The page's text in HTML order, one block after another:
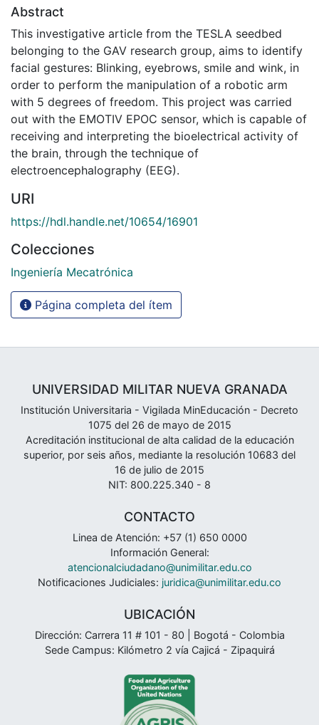
Abstract
This investigative article from the TESLA seedbed
belonging to the GAV research group, aims to identify
facial gestures: Blinking, eyebrows, smile and wink, in
order to perform the manipulation of a robotic arm
with 5 degrees of freedom. This project was carried
out with the EMOTIV EPOC sensor, which is capable of
receiving and interpreting the bioelectrical activity of
the brain, through the technique of
electroencephalography (EEG).
URI
https://hdl.handle.net/10654/16901
Colecciones
Ingeniería Mecatrónica
Página completa del ítem
UNIVERSIDAD MILITAR NUEVA GRANADA
Institución Universitaria - Vigilada MinEducación - Decreto
1075 del 26 de mayo de 2015
Acreditación institucional de alta calidad de la educación
superior, por seis años, mediante la resolución 10683 del
16 de julio de 2015
NIT: 800.225.340 - 8
CONTACTO
Linea de Atención: +57 (1) 650 0000
Información General:
atencionalciudadano@unimilitar.edu.co
Notificaciones Judiciales: juridica@unimilitar.edu.co
UBICACIÓN
Dirección: Carrera 11 # 101 - 80 | Bogotá - Colombia
Sede Campus: Kilómetro 2 vía Cajicá - Zipaquirá